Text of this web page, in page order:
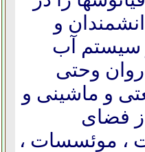
و
سیستم آب
وحتی
و ماشینی و
فضای
، موئسسات ،